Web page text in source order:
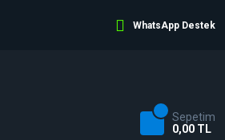
WhatsApp Destek
Sepetim
0,00 TL